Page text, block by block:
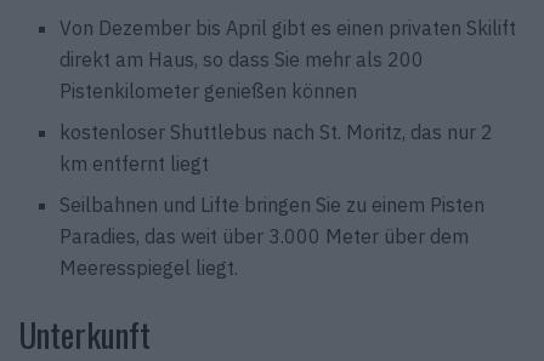
Von Dezember bis April gibt es einen privaten Skilift
direkt am Haus, so dass Sie mehr als 200
Pistenkilometer genießen können
kostenloser Shuttlebus nach St. Moritz, das nur 2
km entfernt liegt
Seilbahnen und Lifte bringen Sie zu einem Pisten
Paradies, das weit über 3.000 Meter über dem
Meeresspiegel liegt.
Unterkunft